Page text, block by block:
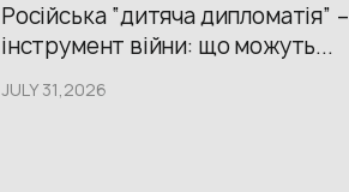
Російська “дитяча дипломатія” –
інструмент війни: що можуть...
JULY 31,2026